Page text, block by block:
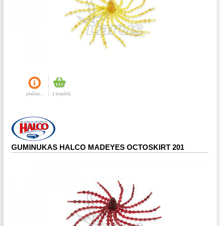
plačiau... Į krepšelį
GUMINUKAS HALCO MADEYES OCTOSKIRT 201